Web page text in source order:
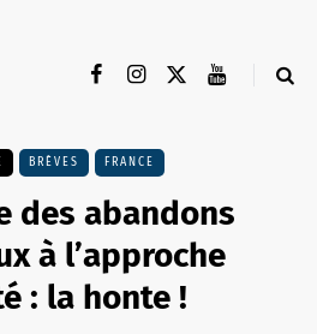
BRÈVES FRANCE
des abandons
à l’approche
: la honte !